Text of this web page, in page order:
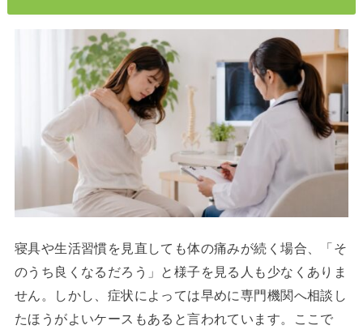
寝具や生活習慣を見直しても体の痛みが続く場合、「そ
のうち良くなるだろう」と様子を見る人も少なくありま
せん。しかし、症状によっては早めに専門機関へ相談し
たほうがよいケースもあると言われています。ここで